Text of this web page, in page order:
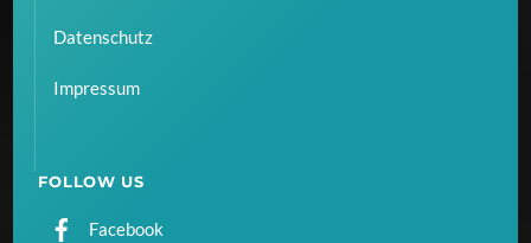
Datenschutz
Impressum
FOLLOW US
Facebook